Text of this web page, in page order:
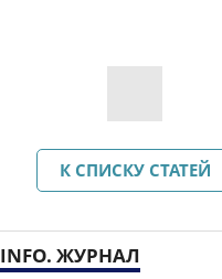
К СПИСКУ СТАТЕЙ
INFO. ЖУРНАЛ